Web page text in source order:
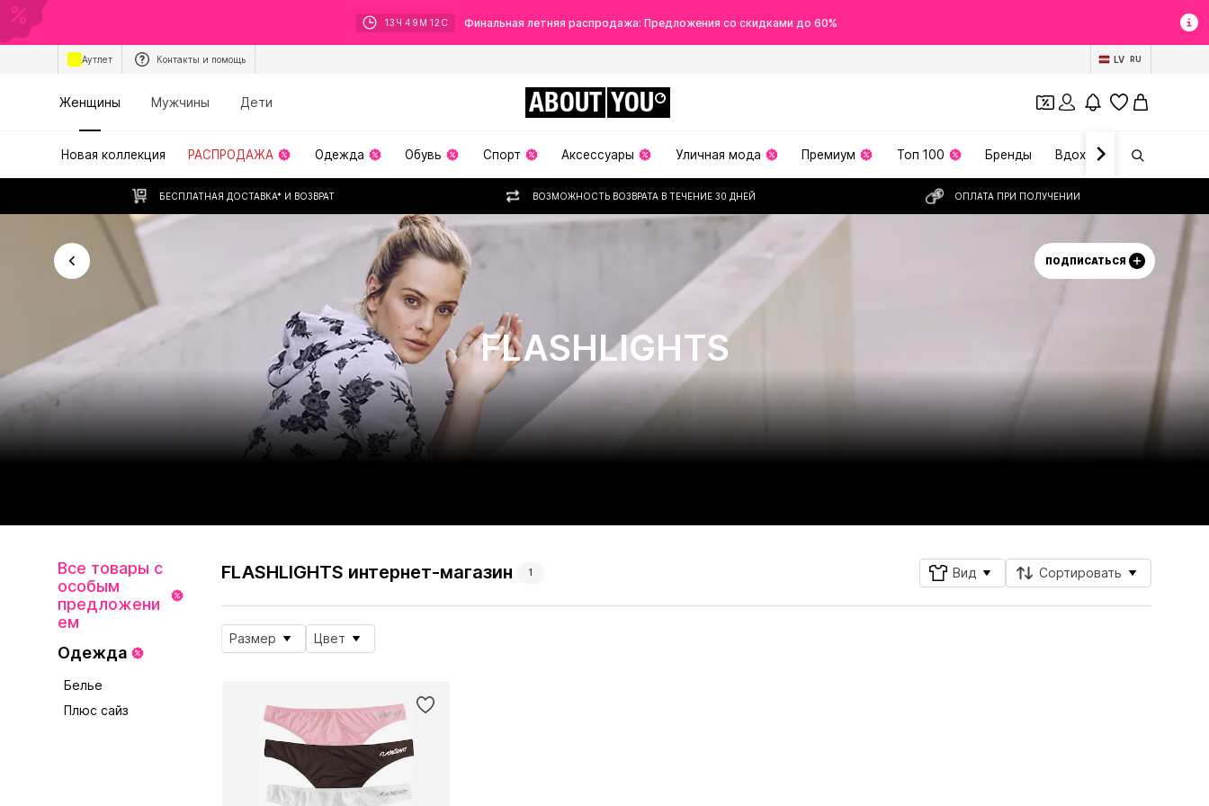
13 Ч 49 М 11 С Финальная летняя распродажа: Предложения со скидками до 60%
Аутлет Контакты и помощь LV RU
Женщины Мужчины Дети ABOUT YOU
Новая коллекция РАСПРОДАЖА Одежда Обувь Спорт Аксессуары Уличная мода Премиум Топ 100 Бренды Вдохновение
БЕСПЛАТНАЯ ДОСТАВКА* И ВОЗВРАТ ВОЗМОЖНОСТЬ ВОЗВРАТА В ТЕЧЕНИЕ 30 ДНЕЙ ОПЛАТА ПРИ ПОЛУЧЕНИИ
ПОДПИСАТЬСЯ
FLASHLIGHTS
Все товары с
особым
предложени
ем
Одежда
Белье
Плюс сайз
FLASHLIGHTS интернет-магазин 1 Вид Сортировать
Размер Цвет